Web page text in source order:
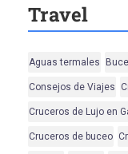
Travel
Aguas termales
Consejos de Viajes
Cruceros de Lujo en
Cruceros de buceo